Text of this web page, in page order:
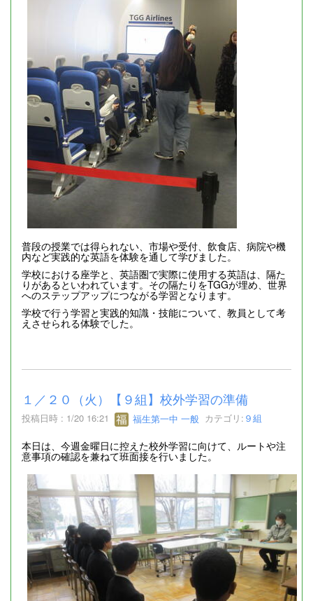
普段の授業では得られない、市場や受付、飲食店、病院や機
内など実践的な英語を体験を通して学びました。
学校における座学と、英語圏で実際に使用する英語は、隔た
りがあるといわれています。その隔たりをTGGが埋め、世界
へのステップアップにつながる学習となります。
学校で行う学習と実践的知識・技能について、教員として考
えさせられる体験でした。
１／２０（火）【９組】校外学習の準備
投稿日時 : 1/20 16:21 福生第一中 一般 カテゴリ: ９組
本日は、今週金曜日に控えた校外学習に向けて、ルートや注
意事項の確認を兼ねて班面接を行いました。